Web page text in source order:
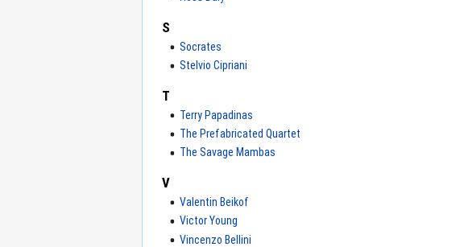
S
Socrates
Stelvio Cipriani
T
Terry Papadinas
The Prefabricated Quartet
The Savage Mambas
V
Valentin Beikof
Victor Young
Vincenzo Bellini